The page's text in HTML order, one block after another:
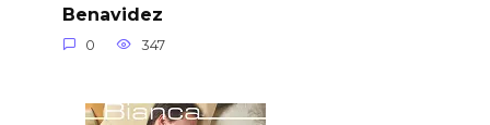
Benavidez
0 347